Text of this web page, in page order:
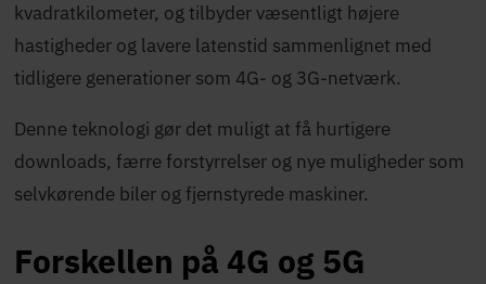
kvadratkilometer, og tilbyder væsentligt højere
hastigheder og lavere latenstid sammenlignet med
tidligere generationer som 4G- og 3G-netværk.
Denne teknologi gør det muligt at få hurtigere
downloads, færre forstyrrelser og nye muligheder som
selvkørende biler og fjernstyrede maskiner.
Forskellen på 4G og 5G